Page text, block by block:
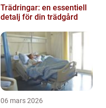
Trädringar: en essentiell
detalj för din trädgård
06 mars 2026